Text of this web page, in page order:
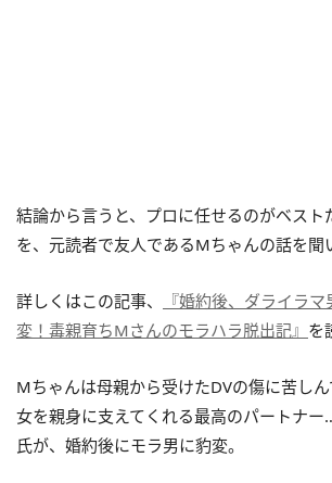
結論から言うと、プロに任せるのがベスト
を、元読者で友人であるMちゃんの話を聞
詳しくはこの記事、
『婚約後、ダライラ
変！毒親育ちMさんのモラハラ脱出記』 を
Mちゃんは母親から受けたDVの傷に苦し
女を親身に支えてくれる最高のパートナ
氏が、婚約後にモラ男に豹変。